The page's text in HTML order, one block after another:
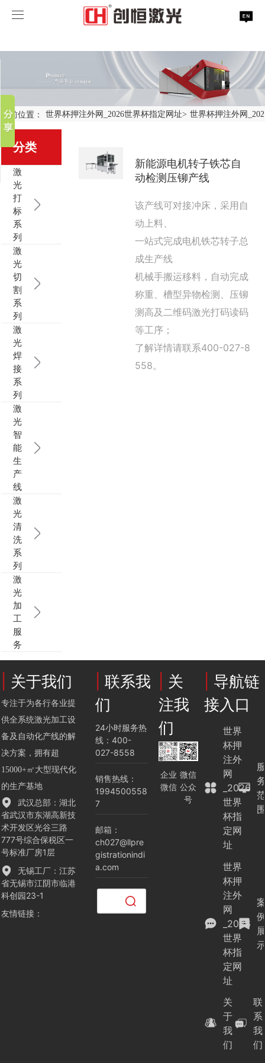
世界杯押注外网_2026世界杯指定网址
世界杯押注外网_2026世界杯指定网址
激光打标系列
紫外线激光打标机
在线飞行激光打标机
CX-3D系列激光打标机
精密激光切割机
激光焊接系列
创恒激光机械手臂激光焊接机
电机定转子铁芯单工位激光焊接机
新能源电机定转子铁芯激光焊接机
创恒激光阀芯焊接工作站
新能源电机定子铁芯激光焊接产线
新能源电机转子铁芯自动检测压铆产线
案例展示
汽车行业激光智能解决方案
客户案例
关于创恒
世界杯押注外网_2026世界杯指定网址
世界杯押注外网_2026世界杯指定网址
当前位置： 世界杯押注外网_2026世界杯指定网址> 世界杯押注外网
分类
激
光
打
标
系
列
激
光
切
割
系
列
激
光
焊
接
系
列
激
光
智
能
生
产
线
激
光
清
洗
系
列
激
光
加
工
服
务
新能源电机转子铁芯自
动检测压铆产线
该产线可对接冲床，采用自
动上料、
一站式完成电机铁芯转子总
成生产线
机械手搬运移料，自动完成
称重、槽型异物检测、压铆
测高及二维码激光打码读码
等工序；
了解详情请联系400-027-8
558。
关于我们
专注于为各行各业提
供全系统激光加工设
备及自动化产线的解
决方案，拥有超
15000+㎡大型现代化
的生产基地
武汉总部：湖北
省武汉市东湖高新技
术开发区光谷三路
777号综合保税区一
号标准厂房1层
无锡工厂：江苏
省无锡市江阴市临港
科创园23-1
友情链接 ：
联系我
们
24小时服务热
线：400-
027-8558
销售热线：
1994500558
7
邮箱：
ch027@llpre
gistrationindi
a.com
记录
关
注我
们
企业
微信
微信
公众
号
导航链
接入口
世界
杯押
注外
网
_2026
世界
杯指
定网
址
世界
杯押
注外
网
_2026
世界
杯指
定网
址
关
于
我
们
联
系
我
们
微信
百度贴吧
QQ好友